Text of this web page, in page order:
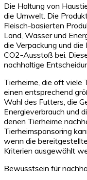
Die Haltung von
die Umwelt. Die
Fleisch-basierten
Land, Wasser und
die Verpackung und
CO2-Ausstoß bei.
nachhaltige
Tierheime, die oft viele
einen entsprechend
Wahl des Futters, die
Energieverbrauch und
denen Tierheime
Tierheimsponsoring
wenn die
Kriterien ausgewählt
Bewusstsein für